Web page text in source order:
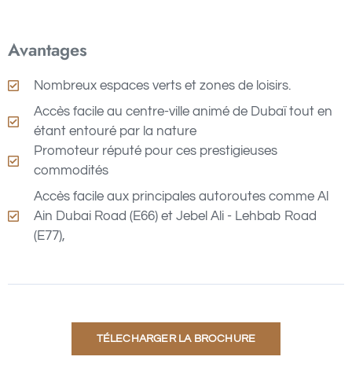
Avantages
Nombreux espaces verts et zones de loisirs.
Accès facile au centre-ville animé de Dubaï tout en
étant entouré par la nature
Promoteur réputé pour ces prestigieuses
commodités
Accès facile aux principales autoroutes comme Al
Ain Dubai Road (E66) et Jebel Ali - Lehbab Road
(E77),
TÉLECHARGER LA BROCHURE